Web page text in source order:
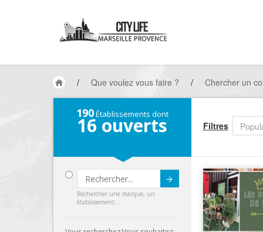
/ Que voulez vous faire ? / Chercher un
190Établissements dont
16 ouverts
Submit
Rechercher une marque, un
établissement...
Filtres